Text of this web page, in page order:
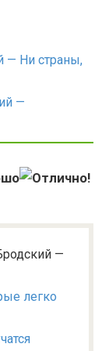
— Ни страны,
—
—
легко